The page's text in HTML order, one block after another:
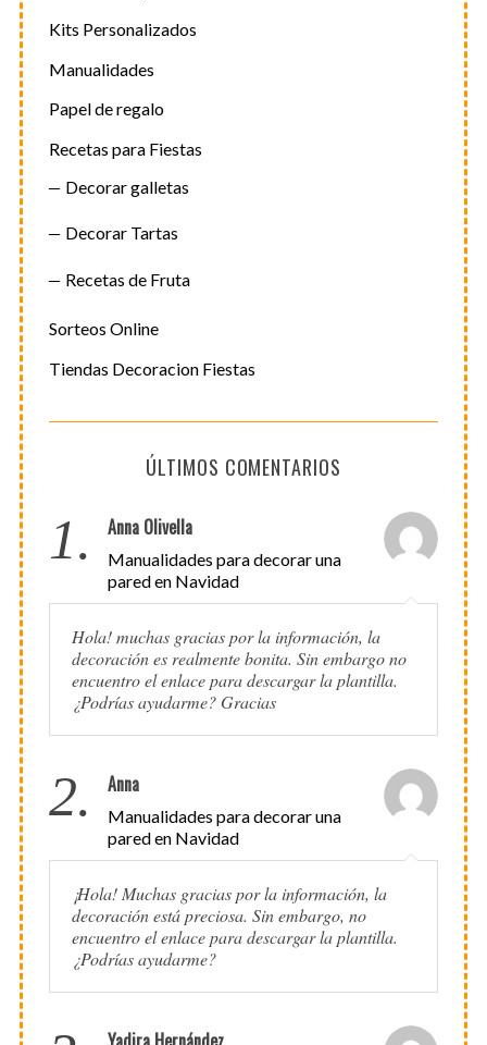
Kits Personalizados
Manualidades
Papel de regalo
Recetas para Fiestas
Decorar galletas
Decorar Tartas
Recetas de Fruta
Sorteos Online
Tiendas Decoracion Fiestas
ÚLTIMOS COMENTARIOS
1. Anna Olivella
Manualidades para decorar una
pared en Navidad
Hola! muchas gracias por la información, la
decoración es realmente bonita. Sin embargo no
encuentro el enlace para descargar la plantilla.
¿Podrías ayudarme? Gracias
2. Anna
Manualidades para decorar una
pared en Navidad
¡Hola! Muchas gracias por la información, la
decoración está preciosa. Sin embargo, no
encuentro el enlace para descargar la plantilla.
¿Podrías ayudarme?